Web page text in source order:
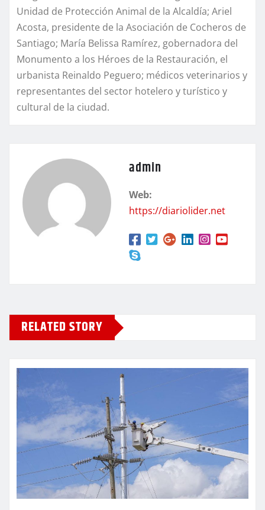
Unidad de Protección Animal de la Alcaldía; Ariel
Acosta, presidente de la Asociación de Cocheros de
Santiago; María Belissa Ramírez, gobernadora del
Monumento a los Héroes de la Restauración, el
urbanista Reinaldo Peguero; médicos veterinarios y
representantes del sector hotelero y turístico y
cultural de la ciudad.
admin
Web:
https://diariolider.net
RELATED STORY